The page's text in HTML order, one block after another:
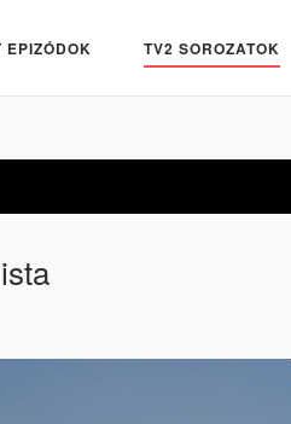
EPIZÓDOK TV2 SOROZATOK